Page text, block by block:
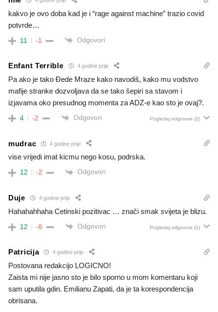
kakvo je ovo doba kad je i “rage against machine” trazio covid
potvrde…
11 -1 Odgovori
Enfant Terrible 4 godine prije
Pa ako je tako Đede Mraze kako navodiš, kako mu vodstvo
mafije stranke dozvoljava da se tako šepiri sa stavom i
izjavama oko presudnog momenta za ADZ-e kao sto je ovaj?.
4 -2 Odgovori Pogledaj odgovore (2)
mudrac 4 godine prije
vise vrijedi imat kicmu nego kosu, podrska.
12 -2 Odgovori
Duje 4 godine prije
Hahahahhaha Cetinski pozitivac … znači smak svijeta je blizu.
12 -6 Odgovori Pogledaj odgovore (1)
Patricija 4 godine prije
Postovana redakcijo LOGICNO!
Zaista mi nije jasno sto je bilo sporno u mom komentaru koji
sam uputila gdin. Emilianu Zapati, da je ta korespondencija
obrisana.